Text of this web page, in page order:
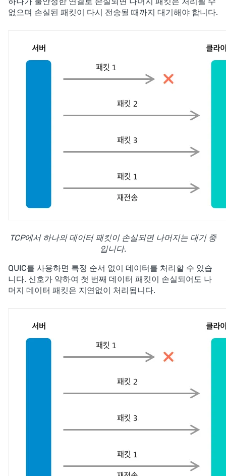
없으며 손실된 패킷이 다시 전송될 때까지 대기해야 합니다.
TCP에서 하나의 데이터 패킷이 손실되면 나머지는 대기 중
입니다.
QUIC를 사용하면 특정 순서 없이 데이터를 처리할 수 있습
니다. 신호가 약하여 첫 번째 데이터 패킷이 손실되어도 나
머지 데이터 패킷은 지연없이 처리됩니다.